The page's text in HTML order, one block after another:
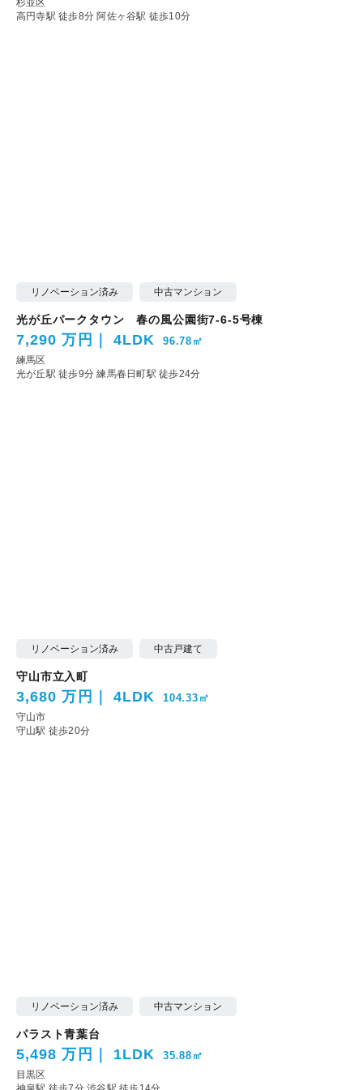
杉並区
高円寺駅 徒歩8分 阿佐ヶ谷駅 徒歩10分
リノベーション済み 中古マンション
光が丘パークタウン 春の風公園街7-6-5号棟
7,290 万円 4LDK 96.78㎡
練馬区
光が丘駅 徒歩9分練馬春日町駅 徒歩24分
リノベーション済み 中古戸建て
守山市立入町
3,680 万円 4LDK 104.33㎡
守山市
守山駅 徒歩20分
リノベーション済み 中古マンション
パラスト青葉台
5,498 万円 1LDK 35.88㎡
目黒区